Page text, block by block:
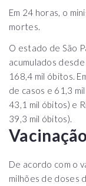
Em 24 horas, o
mortes.
O estado de São
acumulados
168,4 mil óbitos.
de casos e 61,3
43,1 mil óbitos) e
39,3 mil óbitos).
Vacinação
De acordo com o
milhões de doses